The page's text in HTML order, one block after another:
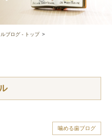
ブログ - トップ
噛める歯ブログ